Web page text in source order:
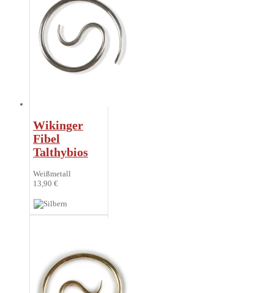
Wikinger
Fibel
Talthybios
Weißmetall
13,90 €